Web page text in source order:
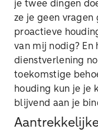
je twee dingen
ze je geen vragen
proactieve
van mij nodig? En
dienstverlening
toekomstige
houding kun je je
blijvend aan je